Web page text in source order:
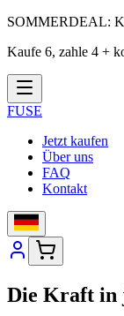
SOMMERDEAL:
Kaufe 6, zahle 4 +
FUSE
Jetzt kaufen
Über uns
FAQ
Kontakt
Die Kraft in